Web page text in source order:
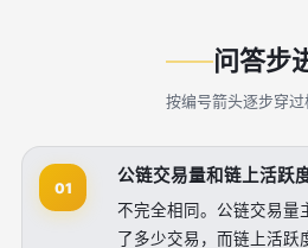
问答步
按编号箭头逐步穿过
01
公链交易量和链上活跃
不完全相同。公链交易量
了多少交易，而链上活跃